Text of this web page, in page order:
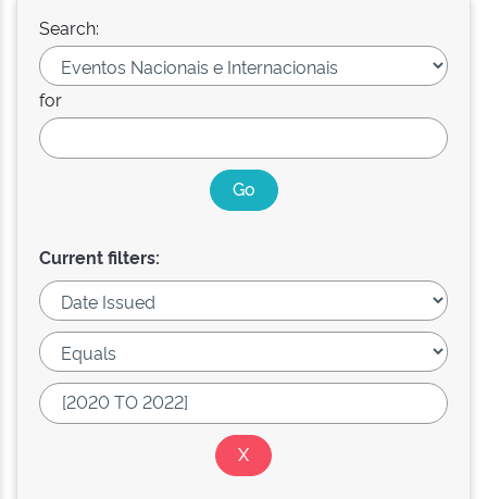
Search:
for
Current filters: